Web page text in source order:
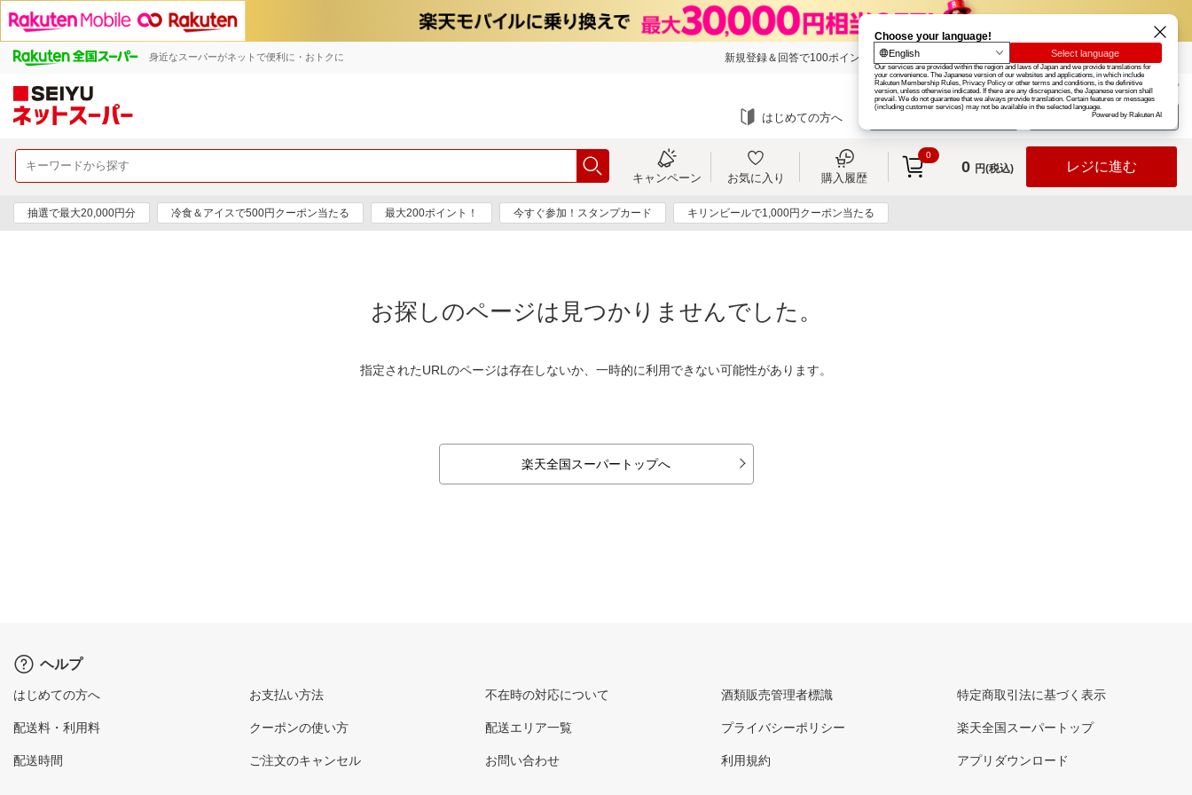
身近なスーパーがネットで便利に・おトクに 新規登録＆回答で100ポイント! 楽天グループ カード
お知らせ ヘルプ
はじめての方へ ログイン
キャンペーン お気に入り 購入履歴
0
0 円(税込) レジに進む
抽選で最大20,000円分 冷食＆アイスで500円クーポン当たる 最大200ポイント！ 今すぐ参加！スタンプカード キリンビールで1,000円クーポン当たる
お探しのページは見つかりませんでした。
指定されたURLのページは存在しないか、一時的に利用できない可能性があります。
楽天全国スーパートップへ
ヘルプ
はじめての方へ
配送料・利用料
配送時間
お支払い方法
クーポンの使い方
ご注文のキャンセル
不在時の対応について
配送エリア一覧
お問い合わせ
酒類販売管理者標識
プライバシーポリシー
利用規約
特定商取引法に基づく表示
楽天全国スーパートップ
アプリダウンロード